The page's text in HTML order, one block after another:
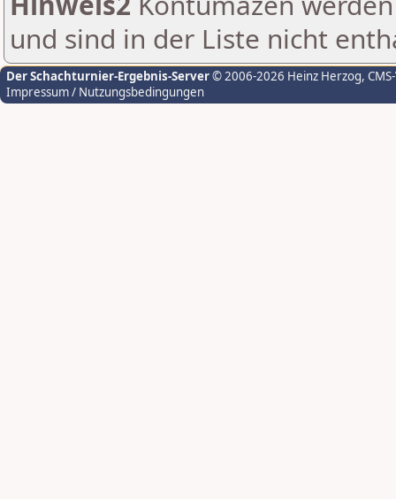
und sind in der Liste nicht
Der Schachturnier-Ergebnis-Server© 2006-2026 Heinz Herzog,
Impressum / Nutzungsbedingungen